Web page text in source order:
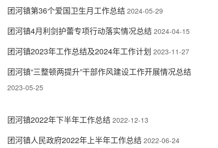
团河镇第36个爱国卫生月工作总结 2024-05-29
团河镇4月利剑护蕾专项行动落实情况总结 2024-04-15
团河镇2023年工作总结及2024年工作计划 2023-11-27
团河镇“三整顿两提升”干部作风建设工作开展情况总结
2023-05-25
团河镇2022年下半年工作总结 2022-12-13
团河镇人民政府2022年上半年工作总结 2022-06-24